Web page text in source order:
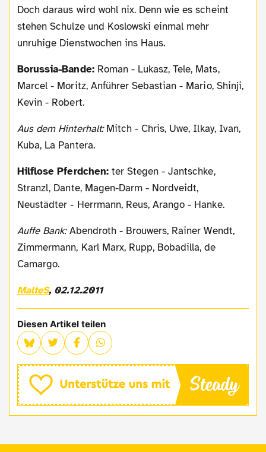
Doch daraus wird wohl nix. Denn wie es scheint
stehen Schulze und Koslowski einmal mehr
unruhige Dienstwochen ins Haus.
Borussia-Bande: Roman - Lukasz, Tele, Mats,
Marcel - Moritz, Anführer Sebastian - Mario, Shinji,
Kevin - Robert.
Aus dem Hinterhalt:Mitch - Chris, Uwe, Ilkay, Ivan,
Kuba, La Pantera.
Hilflose Pferdchen:ter Stegen - Jantschke,
Stranzl, Dante, Magen-Darm - Nordveidt,
Neustädter - Herrmann, Reus, Arango - Hanke.
Auffe Bank:Abendroth - Brouwers, Rainer Wendt,
Zimmermann, Karl Marx, Rupp, Bobadilla, de
Camargo.
MalteS, 02.12.2011
Diesen Artikel teilen